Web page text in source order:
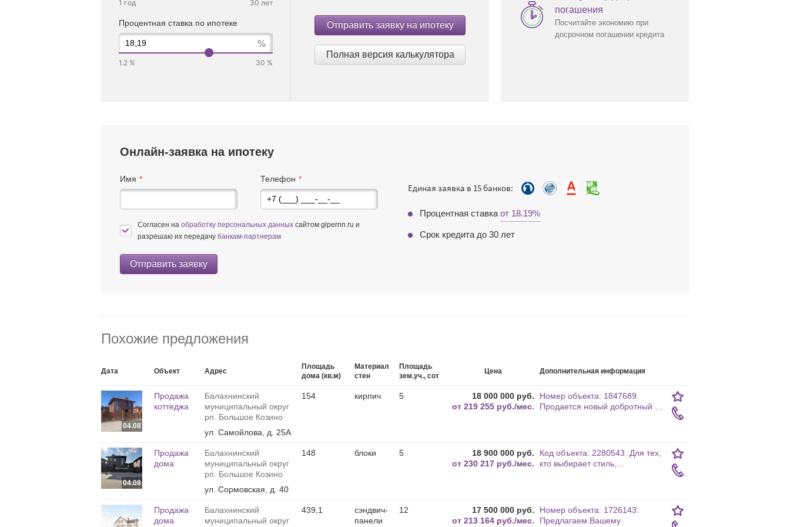
1 год 30 лет
Процентная ставка по ипотеке
1.2 % 30 %
%
Отправить заявку на ипотеку
Полная версия калькулятора
погашения
Посчитайте экономию при
досрочном погашении кредита
Онлайн-заявка на ипотеку
Имя Телефон
Согласен на обработку персональных данных сайтом gipernn.ru и
разрешаю их передачу банкам-партнерам
Отправить заявку
Единая заявка в 15 банков:
Процентная ставка от 18.19%
Срок кредита до 30 лет
Похожие предложения
Дата Объект Адрес
Площадь
дома (кв.м)
Материал
стен
Площадь
зем.уч., сот
Цена Дополнительная информация
04.08
Продажа
коттеджа
Балахнинский
муниципальный округ
рп. Большое Козино
ул. Самойлова, д. 25А
154 кирпич 5
18 000 000 руб.
от 219 255 руб./мес.
Номер объекта: 1847689.
Прoдается новый добротный …
04.08
Продажа
дома
Балахнинский
муниципальный округ
рп. Большое Козино
ул. Сормовская, д. 40
148 блоки 5
18 900 000 руб.
от 230 217 руб./мес.
Код объекта: 2280543. Для тех,
кто выбирает стиль,…
Продажа
дома
Балахнинский
муниципальный округ
439,1
сэндвич-
панели
12
17 500 000 руб.
от 213 164 руб./мес.
Номер объекта: 1726143.
Предлагаем Вашему